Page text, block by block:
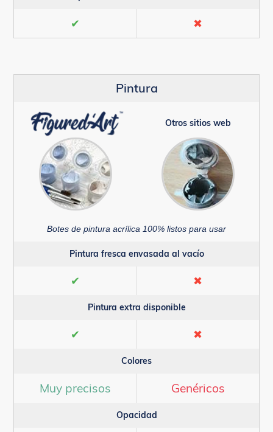
✔ ✖
Pintura
Otros sitios web
Botes de pintura acrílica 100% listos para usar
Pintura fresca envasada al vacío
✔ ✖
Pintura extra disponible
✔ ✖
Colores
Muy precisos Genéricos
Opacidad